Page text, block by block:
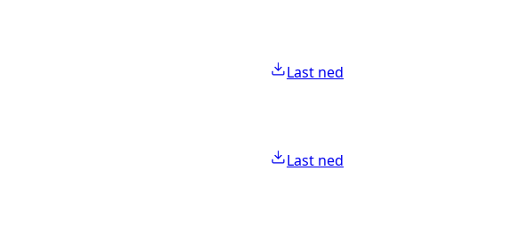
Last ned
Last ned